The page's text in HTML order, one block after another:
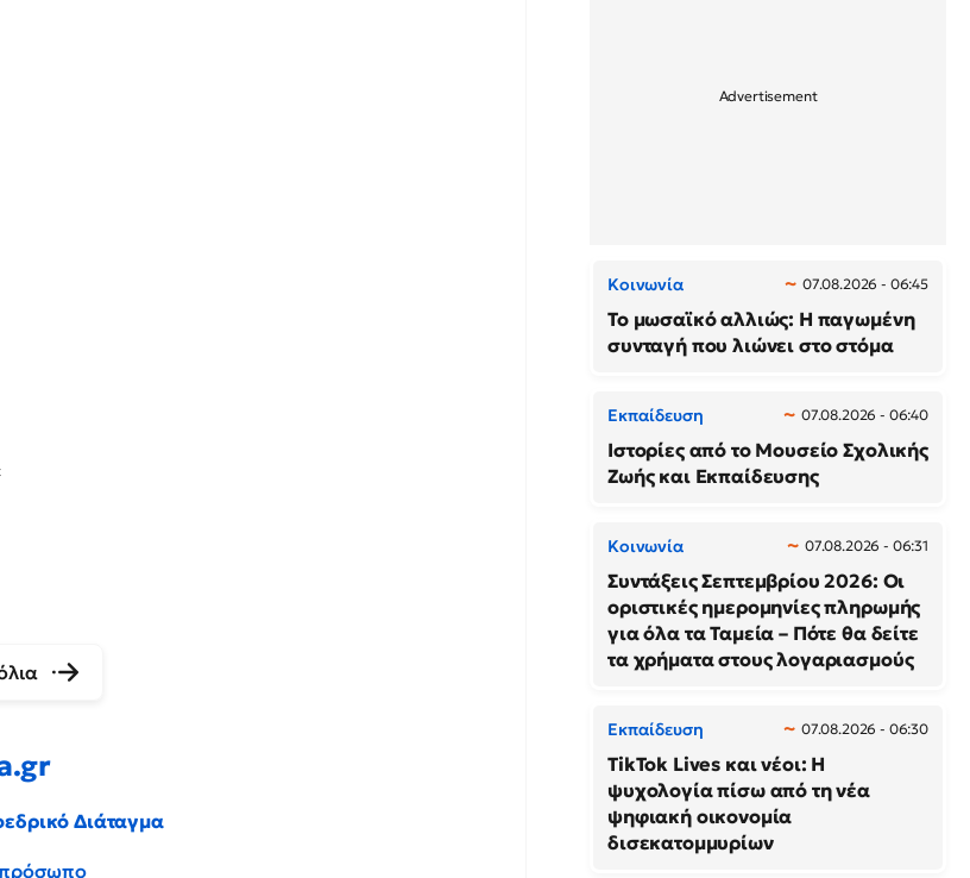
Διάταγμα
πρόσωπο
Κοινωνία 07.08.2026 - 06:45
Το μωσαϊκό αλλιώς: Η παγωμένη
συνταγή που λιώνει στο στόμα
Εκπαίδευση 07.08.2026 - 06:40
Ιστορίες από το Μουσείο Σχολικής
Ζωής και Εκπαίδευσης
Κοινωνία 07.08.2026 - 06:31
Συντάξεις Σεπτεμβρίου 2026: Οι
οριστικές ημερομηνίες πληρωμής
για όλα τα Ταμεία – Πότε θα δείτε
τα χρήματα στους λογαριασμούς
Εκπαίδευση 07.08.2026 - 06:30
TikTok Lives και νέοι: Η
ψυχολογία πίσω από τη νέα
ψηφιακή οικονομία
δισεκατομμυρίων